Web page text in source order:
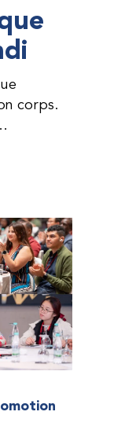
corps.
difficile.
avait
a fini
que
le